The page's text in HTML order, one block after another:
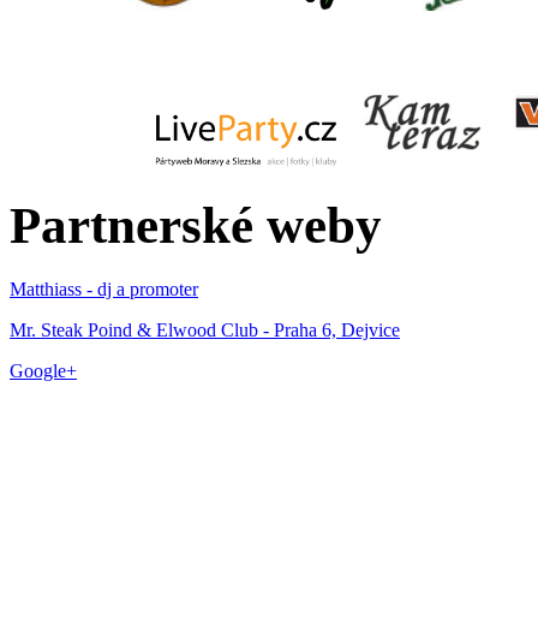
Partnerské weby
Matthiass - dj a promoter
Mr. Steak Poind & Elwood Club - Praha 6, Dejvice
Google+